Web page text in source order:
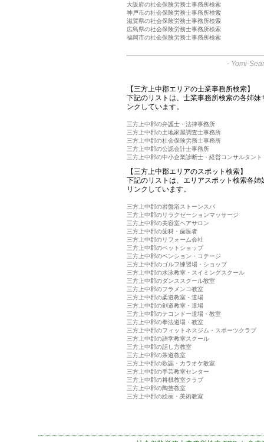
大阪府の社会保険労務士事務所検索
神戸市の社会保険労務士事務所検索
滋賀県の社会保険労務士事務所検索
広島県の社会保険労務士事務所検索
福岡市の社会保険労務士事務所検索
- Yomi-
【三方上中郡エリアの士業事務所検索】
下記のリストは、士業事務所検索の各姉
ンクしています。
三方上中郡の弁護士・法律事務所
三方上中郡の土地家屋調査士事務所
三方上中郡の社会保険労務士事務所
三方上中郡の公認会計士事務所
三方上中郡の中小企業診断士・経営コンサルタント
【三方上中郡エリアのスポット検索】
下記のリストは、エリアスポット検索各
リンクしています。
三方上中郡の岩盤浴ストーンスパ
三方上中郡のリラクゼーションマッサージ
三方上中郡の美容室ヘアサロン
三方上中郡の歯科・歯医者
三方上中郡のリフォーム会社
三方上中郡のペットショップ
三方上中郡のペンション・コテージ
三方上中郡のゴルフ練習場・ショップ
三方上中郡の水泳教室・スイミングスクール
三方上中郡のダンススクール教室
三方上中郡のフラメンコ教室
三方上中郡の柔道教室・道場
三方上中郡の剣道教室・道場
三方上中郡のテコンドー道場・教室
三方上中郡の拳法道場・教室
三方上中郡のフィットネスジム・スポーツクラブ
三方上中郡の語学教室スクール
三方上中郡の話し方教室
三方上中郡の茶道教室
三方上中郡の歌謡・カラオケ教室
三方上中郡の手芸教室センター
三方上中郡の将棋教室クラブ
三方上中郡の陶芸教室
三方上中郡の絵画・美術教室